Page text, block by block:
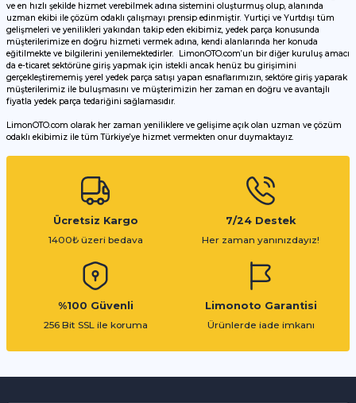
Ürün açıklamasında eksik bilgiler bulunuyor.
Ürün bilgilerinde hatalar bulunuyor.
Ürün fiyatı diğer sitelerden daha pahalı.
Bu ürüne benzer farklı alternatifler olmalı.
ve en hızlı şekilde hizmet verebilmek adına sistemini oluşturmuş olup, alanında
uzman ekibi ile çözüm odaklı çalışmayı prensip edinmiştir. Yurtiçi ve Yurtdışı tüm
gelişmeleri ve yenilikleri yakından takip eden ekibimiz, yedek parça konusunda
müşterilerimize en doğru hizmeti vermek adına, kendi alanlarında her konuda
eğitilmekte ve bilgilerini yenilemektedirler. LimonOTO.com’un bir diğer kuruluş amacı
da e-ticaret sektörüne giriş yapmak için istekli ancak henüz bu girişimini
gerçekleştirememiş yerel yedek parça satışı yapan esnaflarımızın, sektöre giriş yaparak
müşterilerimiz ile buluşmasını ve müşterimizin her zaman en doğru ve avantajlı
fiyatla yedek parça tedariğini sağlamasıdır.
LimonOTO.com olarak her zaman yeniliklere ve gelişime açık olan uzman ve çözüm
odaklı ekibimiz ile tüm Türkiye’ye hizmet vermekten onur duymaktayız.
Ücretsiz Kargo
1400₺ üzeri bedava
7/24 Destek
Her zaman yanınızdayız!
%100 Güvenli
256 Bit SSL ile koruma
Limonoto Garantisi
Ürünlerde iade imkanı